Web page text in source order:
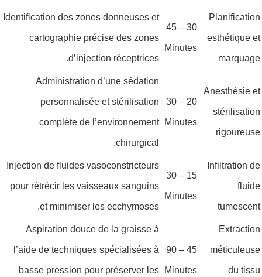
Planification
esthétique et
marquage
30 – 45
Minutes
Identification des zones donneuses et
cartographie précise des zones
d’injection réceptrices.
Anesthésie et
stérilisation
rigoureuse
20 – 30
Minutes
Administration d’une sédation
personnalisée et stérilisation
complète de l’environnement
chirurgical.
Infiltration de
fluide
tumescent
15 – 30
Minutes
Injection de fluides vasoconstricteurs
pour rétrécir les vaisseaux sanguins
et minimiser les ecchymoses.
Extraction
méticuleuse
du tissu
45 – 90
Minutes
Aspiration douce de la graisse à
l’aide de techniques spécialisées à
basse pression pour préserver les